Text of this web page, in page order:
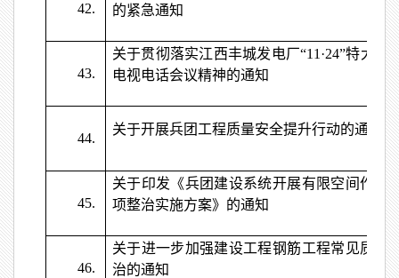
42.
的紧急通知
43.
关于贯彻落实江西丰城发电厂“11·24”特大生
电视电话会议精神的通知
44.
关于开展兵团工程质量安全提升行动的通知
45.
关于印发《兵团建设系统开展有限空间作业
项整治实施方案》的通知
46.
关于进一步加强建设工程钢筋工程常见质量
治的通知